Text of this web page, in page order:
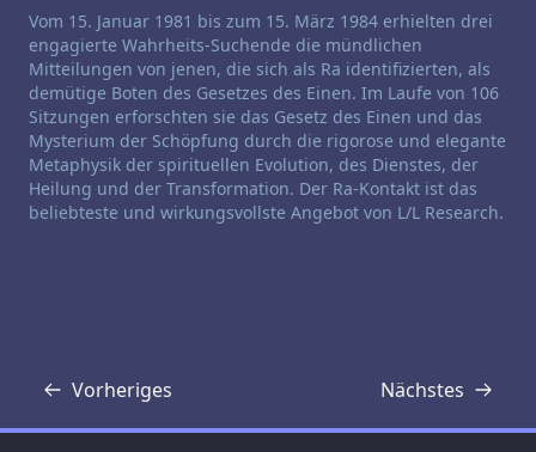
Haftungsausschluss für Channeling:
Vom 15. Januar 1981 bis zum 15. März 1984 erhielten drei
engagierte Wahrheits-Suchende die mündlichen
Mitteilungen von jenen, die sich als Ra identifizierten, als
demütige Boten des Gesetzes des Einen. Im Laufe von 106
Sitzungen erforschten sie das Gesetz des Einen und das
Mysterium der Schöpfung durch die rigorose und elegante
Metaphysik der spirituellen Evolution, des Dienstes, der
Heilung und der Transformation. Der Ra-Kontakt ist das
beliebteste und wirkungsvollste Angebot von L/L Research.
Vorheriges
Transkript Nächstes
Transkript